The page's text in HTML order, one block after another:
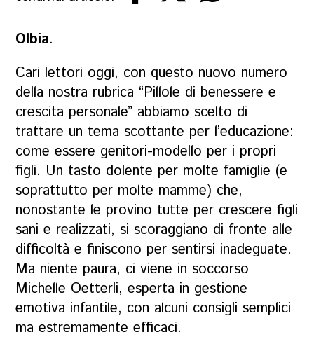
Olbia.
Cari lettori oggi, con questo nuovo numero
della nostra rubrica “Pillole di benessere e
crescita personale” abbiamo scelto di
trattare un tema scottante per l’educazione:
come essere genitori-modello per i propri
figli. Un tasto dolente per molte famiglie (e
soprattutto per molte mamme) che,
nonostante le provino tutte per crescere figli
sani e realizzati, si scoraggiano di fronte alle
difficoltà e finiscono per sentirsi inadeguate.
Ma niente paura, ci viene in soccorso
Michelle Oetterli, esperta in gestione
emotiva infantile, con alcuni consigli semplici
ma estremamente efficaci.